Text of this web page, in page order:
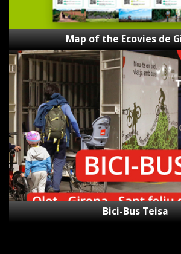
Map of the Ecovies de
Bici-
Bus
Teisa
Bici-Bus Teisa